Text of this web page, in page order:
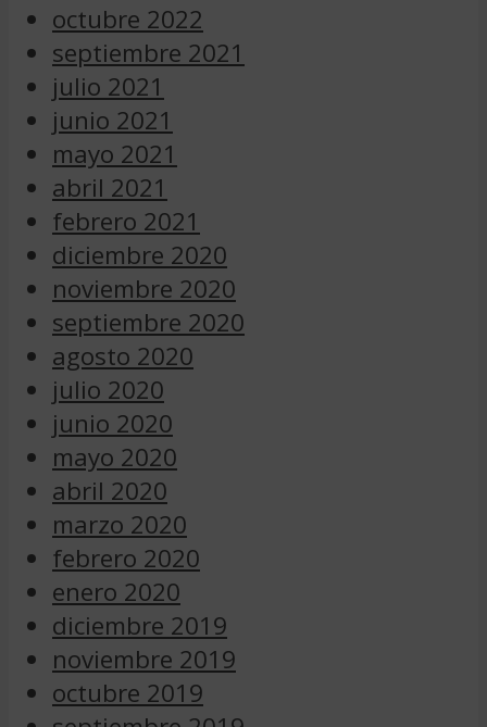
octubre 2022
septiembre 2021
julio 2021
junio 2021
mayo 2021
abril 2021
febrero 2021
diciembre 2020
noviembre 2020
septiembre 2020
agosto 2020
julio 2020
junio 2020
mayo 2020
abril 2020
marzo 2020
febrero 2020
enero 2020
diciembre 2019
noviembre 2019
octubre 2019